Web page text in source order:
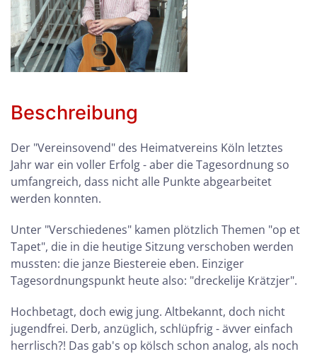
Beschreibung
Der "Vereinsovend" des Heimatvereins Köln letztes
Jahr war ein voller Erfolg - aber die Tagesordnung so
umfangreich, dass nicht alle Punkte abgearbeitet
werden konnten.
Unter "Verschiedenes" kamen plötzlich Themen "op et
Tapet", die in die heutige Sitzung verschoben werden
mussten: die janze Biestereie eben. Einziger
Tagesordnungspunkt heute also: "dreckelije Krätzjer".
Hochbetagt, doch ewig jung. Altbekannt, doch nicht
jugendfrei. Derb, anzüglich, schlüpfrig - ävver einfach
herrlisch?! Das gab's op kölsch schon analog, als noch